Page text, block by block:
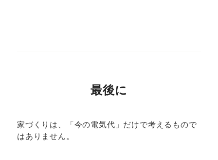
最後に
家づくりは、「今の電気代」だけで考えるもので
はありません。